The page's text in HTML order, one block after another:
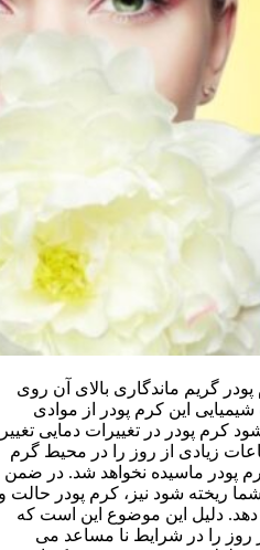
گریم ماندگاری بالای آن روی
این کرم پودر از موادی
پودر در تغییرات دمایی تغییر
زیادی از روز را در محیط گرم
پودر ماسیده نخواهد شد. در ضمن
ریخته شود نیز، کرم پودر حالت
دلیل این موضوع این است که
را در شرایط نا مساعد می